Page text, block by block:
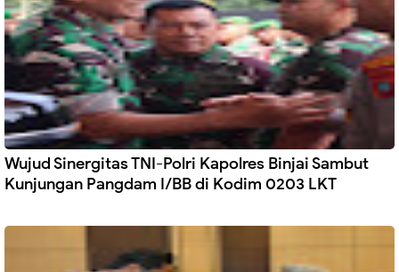
Wujud Sinergitas TNI-Polri Kapolres Binjai Sambut
Kunjungan Pangdam I/BB di Kodim 0203 LKT